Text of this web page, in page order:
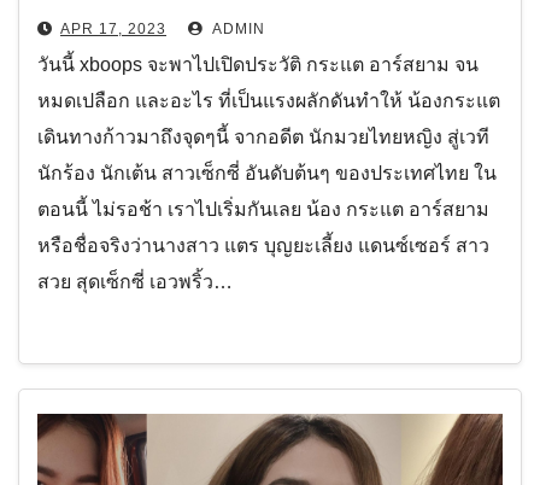
APR 17, 2023 ADMIN
วันนี้ xboops จะพาไปเปิดประวัติ กระแต อาร์สยาม จน
หมดเปลือก และอะไร ที่เป็นแรงผลักดันทำให้ น้องกระแต
เดินทางก้าวมาถึงจุดๆนี้ จากอดีต นักมวยไทยหญิง สู่เวที
นักร้อง นักเต้น สาวเซ็กซี่ อันดับต้นๆ ของประเทศไทย ใน
ตอนนี้ ไม่รอช้า เราไปเริ่มกันเลย น้อง กระแต อาร์สยาม
หรือชื่อจริงว่านางสาว แตร บุญยะเลี้ยง แดนซ์เซอร์ สาว
สวย สุดเซ็กซี่ เอวพริ้ว…